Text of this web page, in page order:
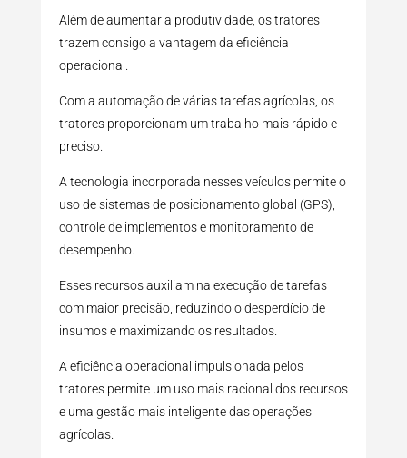
Além de aumentar a produtividade, os tratores
trazem consigo a vantagem da eficiência
operacional.
Com a automação de várias tarefas agrícolas, os
tratores proporcionam um trabalho mais rápido e
preciso.
A tecnologia incorporada nesses veículos permite o
uso de sistemas de posicionamento global (GPS),
controle de implementos e monitoramento de
desempenho.
Esses recursos auxiliam na execução de tarefas
com maior precisão, reduzindo o desperdício de
insumos e maximizando os resultados.
A eficiência operacional impulsionada pelos
tratores permite um uso mais racional dos recursos
e uma gestão mais inteligente das operações
agrícolas.